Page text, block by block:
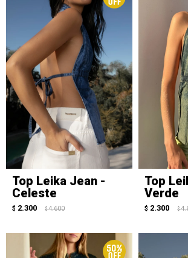
Top Leika Jean -
Celeste
$ 2.300 $ 4.600
Top
Verde
$ 2.300 $